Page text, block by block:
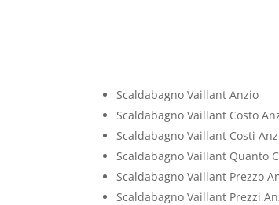
Scaldabagno Vaillant Anzio
Scaldabagno Vaillant Costo
Scaldabagno Vaillant Costi
Scaldabagno Vaillant Quanto
Scaldabagno Vaillant Prezzo
Scaldabagno Vaillant Prezzi